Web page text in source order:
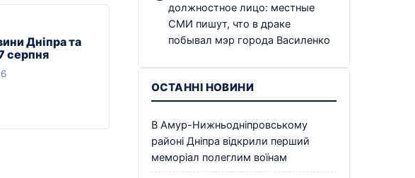
Дніпра та
серпня
должностное лицо: местные
СМИ пишут, что в драке
побывал мэр города Василенко
ОСТАННІ НОВИНИ
В Амур-Нижньодніпровському
районі Дніпра відкрили перший
меморіал полеглим воїнам